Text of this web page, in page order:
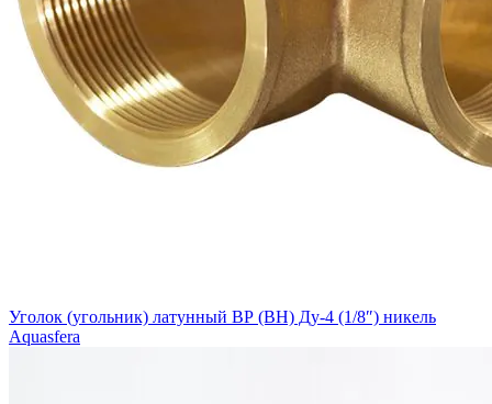
Уголок (угольник) латунный ВР (ВН) Ду-4 (1/8″) никель
Aquasfera